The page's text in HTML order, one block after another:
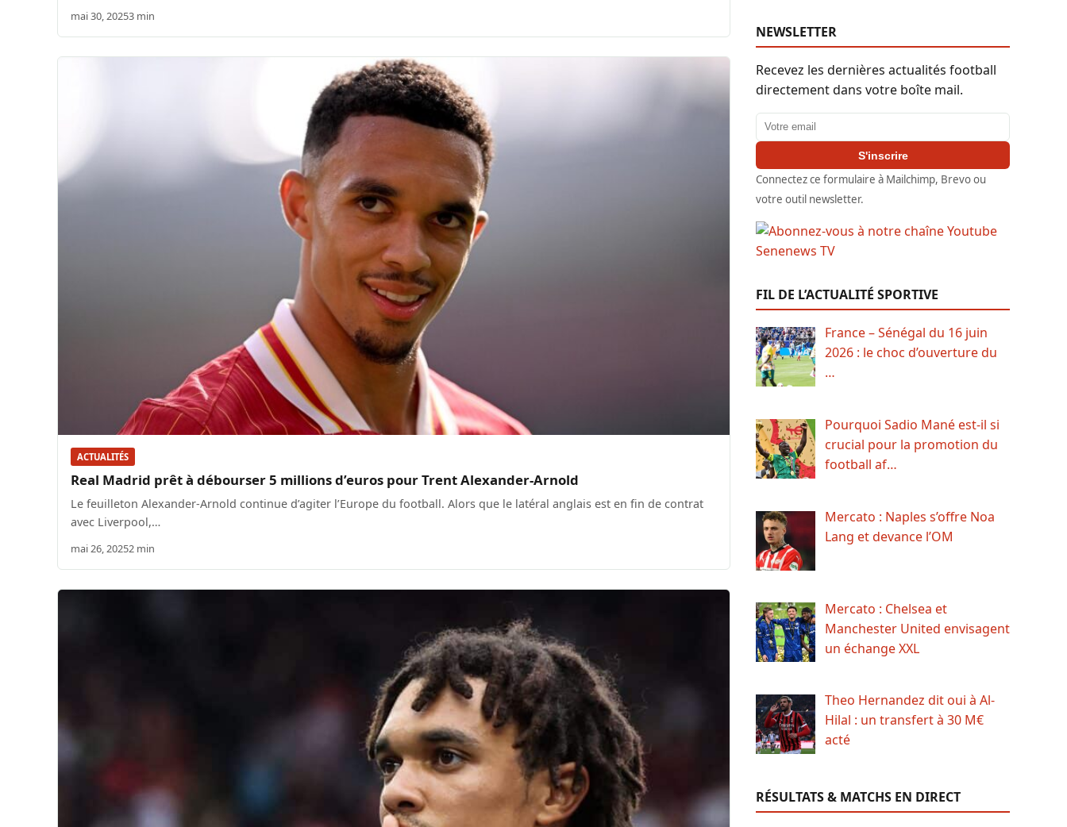
mai 30, 20253 min
ACTUALITÉS
Real Madrid prêt à débourser 5 millions d’euros pour Trent Alexander-Arnold
Le feuilleton Alexander-Arnold continue d’agiter l’Europe du football. Alors que le latéral anglais est en fin de contrat
avec Liverpool,…
mai 26, 20252 min
NEWSLETTER
Recevez les dernières actualités football
directement dans votre boîte mail.
Adresse email
S'inscrire
Connectez ce formulaire à Mailchimp, Brevo ou
votre outil newsletter.
FIL DE L’ACTUALITÉ SPORTIVE
France – Sénégal du 16 juin
2026 : le choc d’ouverture du
…
Pourquoi Sadio Mané est-il si
crucial pour la promotion du
football af…
Mercato : Naples s’offre Noa
Lang et devance l’OM
Mercato : Chelsea et
Manchester United envisagent
un échange XXL
Theo Hernandez dit oui à Al-
Hilal : un transfert à 30 M€
acté
RÉSULTATS & MATCHS EN DIRECT